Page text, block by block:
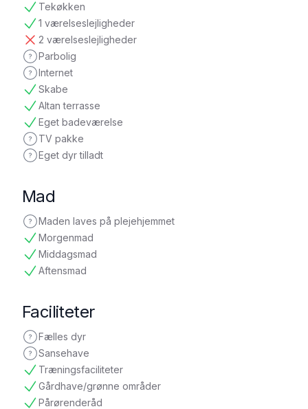
Tekøkken
tilgængelig
1 værelseslejligheder
tilgængelig
2 værelseslejligheder
ikke tilgængelig
Parbolig
ikke oplyst
Internet
ikke oplyst
Skabe
tilgængelig
Altan terrasse
tilgængelig
Eget badeværelse
tilgængelig
TV pakke
ikke oplyst
Eget dyr tilladt
ikke oplyst
Mad
Maden laves på plejehjemmet
ikke oplyst
Morgenmad
tilgængelig
Middagsmad
tilgængelig
Aftensmad
tilgængelig
Faciliteter
Fælles dyr
ikke oplyst
Sansehave
ikke oplyst
Træningsfaciliteter
tilgængelig
Gårdhave/grønne områder
tilgængelig
Pårørenderåd